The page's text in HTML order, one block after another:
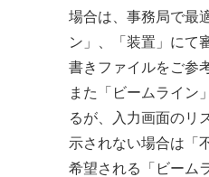
場合は、事務局で最
ン」、「装置」にて
書きファイルをご参
また「ビームライン
るが、入力画面のリ
示されない場合は「
希望される「ビーム